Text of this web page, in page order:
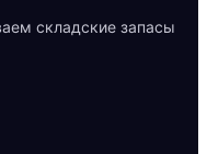
складские запасы